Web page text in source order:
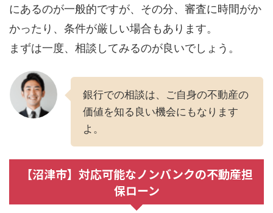
にあるのが一般的ですが、その分、審査に時間がか
かったり、条件が厳しい場合もあります。
まずは一度、相談してみるのが良いでしょう。
銀行での相談は、ご自身の不動産の
価値を知る良い機会にもなります
よ。
【沼津市】対応可能なノンバンクの不動産担
保ローン